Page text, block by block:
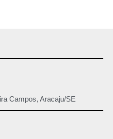
Campos, Aracaju/SE